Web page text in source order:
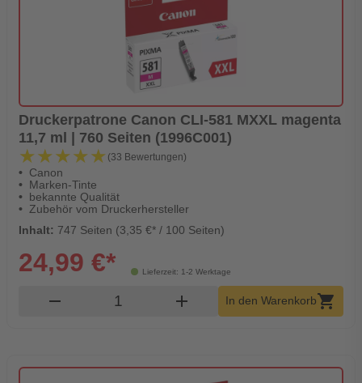
Druckerpatrone Canon CLI-581 MXXL magenta
11,7 ml | 760 Seiten (1996C001)
★★★★★
★★★★★ (33 Bewertungen)
Canon
Marken-Tinte
bekannte Qualität
Zubehör vom Druckerhersteller
Inhalt: 747 Seiten (3,35 €* / 100 Seiten)
Lieferzeit: 1-2 Werktage
24,99 €*
remove Produkt Warenkorb Menge
add In den Warenkorbshopping_cart